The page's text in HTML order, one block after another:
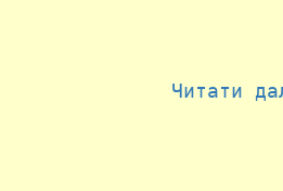
Читати